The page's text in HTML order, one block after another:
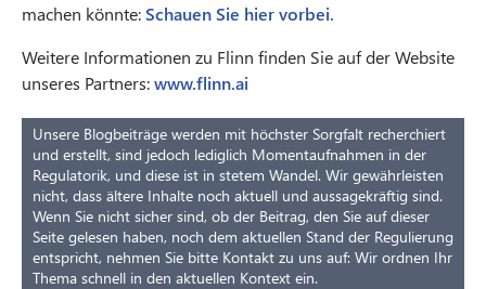
machen könnte:Schauen Sie hier vorbei.
Weitere Informationen zu Flinn finden Sie auf der Website
unseres Partners:www.flinn.ai
Unsere Blogbeiträge werden mit höchster Sorgfalt recherchiert
und erstellt, sind jedoch lediglich Momentaufnahmen in der
Regulatorik, und diese ist in stetem Wandel. Wir gewährleisten
nicht, dass ältere Inhalte noch aktuell und aussagekräftig sind.
Wenn Sie nicht sicher sind, ob der Beitrag, den Sie auf dieser
Seite gelesen haben, noch dem aktuellen Stand der Regulierung
entspricht, nehmen Sie bitte Kontakt zu uns auf: Wir ordnen Ihr
Thema schnell in den aktuellen Kontext ein.